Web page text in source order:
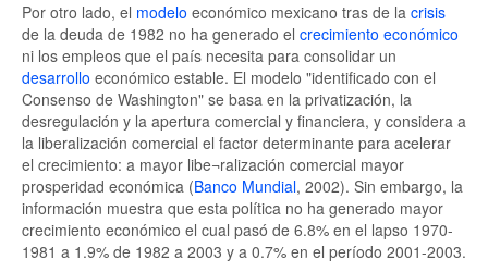
Por otro lado, el modelo económico mexicano tras de la crisis
de la deuda de 1982 no ha generado el crecimiento económico
ni los empleos que el país necesita para consolidar un
desarrollo económico estable. El modelo "identificado con el
Consenso de Washington" se basa en la privatización, la
desregulación y la apertura comercial y financiera, y considera a
la liberalización comercial el factor determinante para acelerar
el crecimiento: a mayor libe¬ralización comercial mayor
prosperidad económica (Banco Mundial, 2002). Sin embargo, la
información muestra que esta política no ha generado mayor
crecimiento económico el cual pasó de 6.8% en el lapso 1970-
1981 a 1.9% de 1982 a 2003 y a 0.7% en el período 2001-2003.